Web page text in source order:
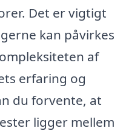
Det er vigtigt
kan påvirkes
af
erfaring og
du forvente, at
ligger mellem